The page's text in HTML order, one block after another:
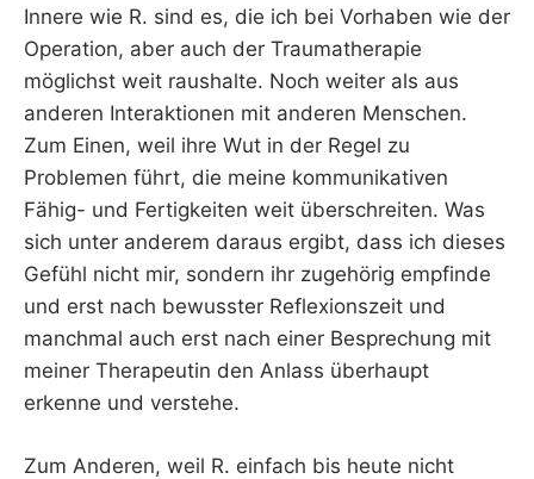
Innere wie R. sind es, die ich bei Vorhaben wie der
Operation, aber auch der Traumatherapie
möglichst weit raushalte. Noch weiter als aus
anderen Interaktionen mit anderen Menschen.
Zum Einen, weil ihre Wut in der Regel zu
Problemen führt, die meine kommunikativen
Fähig- und Fertigkeiten weit überschreiten. Was
sich unter anderem daraus ergibt, dass ich dieses
Gefühl nicht mir, sondern ihr zugehörig empfinde
und erst nach bewusster Reflexionszeit und
manchmal auch erst nach einer Besprechung mit
meiner Therapeutin den Anlass überhaupt
erkenne und verstehe.
Zum Anderen, weil R. einfach bis heute nicht